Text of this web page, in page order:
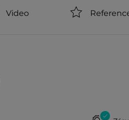
Video